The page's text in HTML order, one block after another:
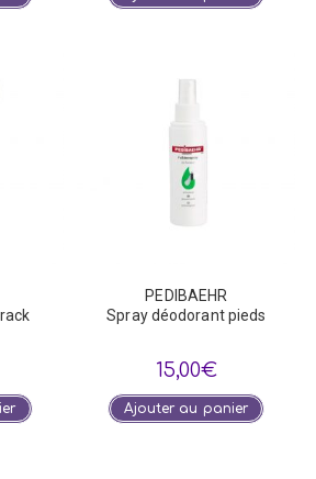
PEDIBAEHR
Spray déodorant pieds
15,00€
Ajouter au panier